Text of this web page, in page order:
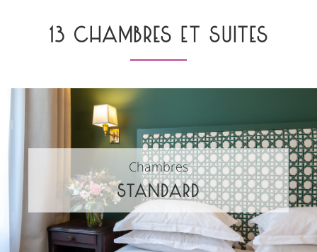
13 CHAMBRES ET SUITES
Chambres
STANDARD